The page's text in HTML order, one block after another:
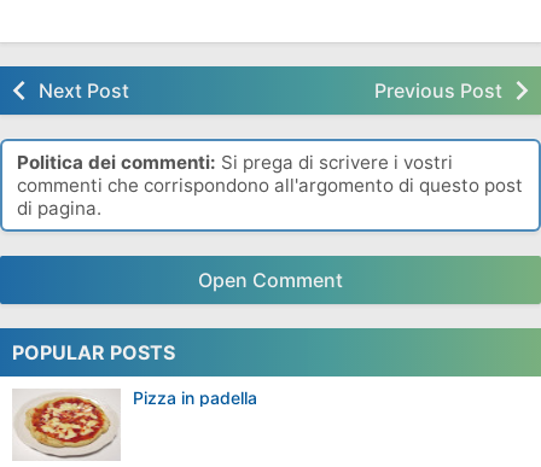
Next Post Previous Post
Politica dei commenti: Si prega di scrivere i vostri
commenti che corrispondono all'argomento di questo post
di pagina.
Open Comment
POPULAR POSTS
Pizza in padella